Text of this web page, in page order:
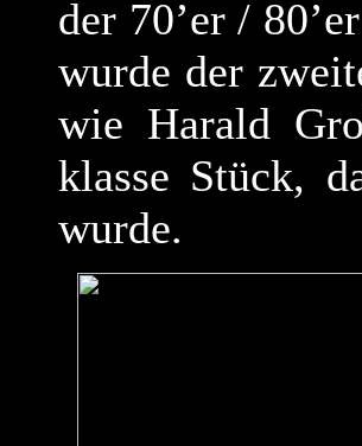
der 70’er /
wurde der
wie Harald
klasse Stück,
wurde.